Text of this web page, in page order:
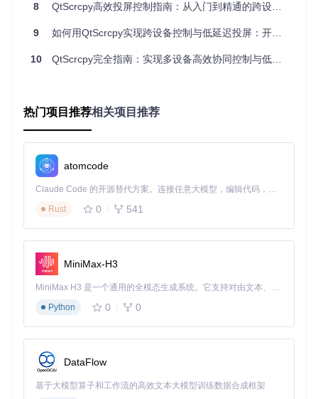
击"无线连接"
功能
适用
场景
文件
传输
支持APK/文档/媒体
文件
录制
快捷
键操
+W优化窗口
操作
键盘组合键
二、游戏娱乐场景：键鼠映射实现精准操控
场景需求：通过键盘鼠标玩手游，提升操作精度与游戏体验
对于《和平精英》《原神》等需要精准操作的游戏，手机触屏
解决方案：预设配置与自定义映射相结合
快速启用预设游戏配置
8 QtScrcpy高效投屏控制指南：从入门到精通的跨设备操作方案
9 如何用QtScrcpy实现跨设备控制与低延迟投屏：开源工具的多场景应用指南
10 QtScrcpy完全指南：实现多设备高效协同控制与低延迟投屏的跨平台解决方案
热门项目推荐相关项目推荐
atomcode
Claude Code 的开源替代方案。连接任意大模型，编辑代码，运行命令，自动验证 — 全自动执行。用 Rust 构建，极致性能。 ｜ An open-source alternative to Claude Code. Connect any LLM, edit code, run commands, and verify changes — autonomously. Built in Rust for speed. Get Started
Rust
0 541
MiniMax-H3
MiniMax H3 是一个通用的全模态生成系统。它支持对由文本、图像、视频和音频组成的多模态上下文进行统一理解，并能生成分辨率高达 2K、时长可达 15 秒的带原生立体声音频的视频。得益于面向任务泛化的系统设计，H3 在预训练阶段就已具备广泛的多模态上下文理解与生成能力，能够出色地执行复杂的多模态指令。
Python
0 0
DataFlow
基于大模型算子和工作流的高效文本大模型训练数据合成框架